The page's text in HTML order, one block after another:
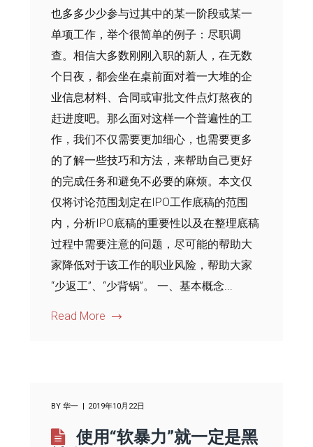
也多多少少参与过其中的某一阶段或某一
单项工作，举个很简单的例子：尽职调
查。相信大多数刚刚入职的新人，在无数
个日夜，都会坐在桌前面对着一大堆的企
业信息材料、合同或审批文件点灯熬夜的
赶进度吧。那么面对这样一个普遍性的工
作，我们不仅需要更加细心，也需要更多
的了解一些技巧和方法，来帮助自己更好
的完成任务和避免不必要的麻烦。本文仅
仅将讨论范围划定在IPO工作底稿的范围
内，分析IPO底稿的重要性以及在整理底稿
过程中需要注意的问题，尽可能的帮助大
家降低对于该工作的职业风险，帮助大家
“少返工”、“少背锅”。 一、基本概念...
Read More
BY 华一 2019年10月22日
使用“软暴力”就一定是黑